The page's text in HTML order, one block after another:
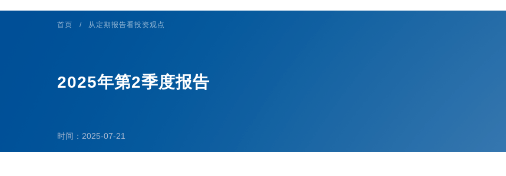
首页 / 从定期报告看投资观点
2025年第2季度报告
时间：2025-07-21